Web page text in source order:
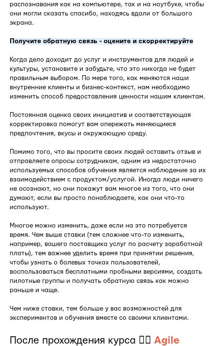
распознавания как на компьютере, так и на ноутбуке, чтобы
они могли сказать спасибо, находясь вдали от большого
экрана.
Получите обратную связь - оцените и скорректируйте
Когда дело доходит до услуг и инструментов для людей и
культуры, установите и забудьте, что это никогда не будет
правильным выбором. По мере того, как меняются наши
внутренние клиенты и бизнес-контекст, нам необходимо
изменить способ предоставления ценности нашим клиентам.
Постоянная оценка своих инициатив и соответствующая
корректировка помогут вам опережать меняющиеся
предпочтения, вкусы и окружающую среду.
Помимо того, что вы просите своих людей оставить отзыв и
отправляете опросы сотрудникам, одним из недостаточно
используемых способов обучения является наблюдение за их
взаимодействием с продуктом/услугой. Иногда люди ничего
не осознают, но они покажут вам многое из того, что они
думают, если вы просто понаблюдаете, как они что-то
используют.
Многое можно изменить, даже если на это потребуется
время. Чем выше ставки (тем сложнее что-то изменить,
например, вашего поставщика услуг по расчету заработной
платы), тем важнее уделить время при принятии решения,
чтобы узнать о болевых точках пользователей,
воспользоваться бесплатными пробными версиями, создать
пилотные группы и получать обратную связь как можно
раньше и чаще.
Чем ниже ставки, тем больше у вас возможностей для
экспериментов и обучения вместе со своими клиентами.
После прохождения курса 👉🏻 Agile